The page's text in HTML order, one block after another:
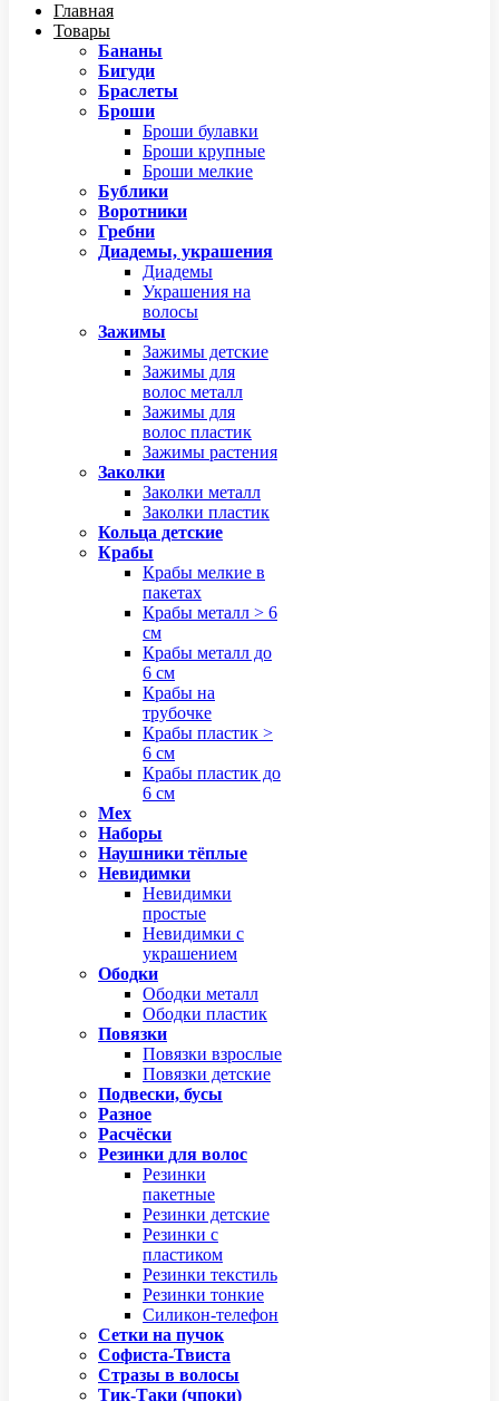
Главная
Товары
Бананы
Бигуди
Браслеты
Броши
Броши булавки
Броши крупные
Броши мелкие
Бублики
Воротники
Гребни
Диадемы, украшения
Диадемы
Украшения на
волосы
Зажимы
Зажимы детские
Зажимы для
волос металл
Зажимы для
волос пластик
Зажимы растения
Заколки
Заколки металл
Заколки пластик
Кольца детские
Крабы
Крабы мелкие в
пакетах
Крабы металл > 6
см
Крабы металл до
6 см
Крабы на
трубочке
Крабы пластик >
6 см
Крабы пластик до
6 см
Мех
Наборы
Наушники тёплые
Невидимки
Невидимки
простые
Невидимки с
украшением
Ободки
Ободки металл
Ободки пластик
Повязки
Повязки взрослые
Повязки детские
Подвески, бусы
Разное
Расчёски
Резинки для волос
Резинки
пакетные
Резинки детские
Резинки с
пластиком
Резинки текстиль
Резинки тонкие
Силикон-телефон
Сетки на пучок
Софиста-Твиста
Стразы в волосы
Тик-Таки (чпоки)